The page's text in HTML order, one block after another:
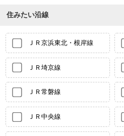
住みたい沿線
ＪＲ京浜東北・根岸線
ＪＲ埼京線
ＪＲ常磐線
ＪＲ中央線